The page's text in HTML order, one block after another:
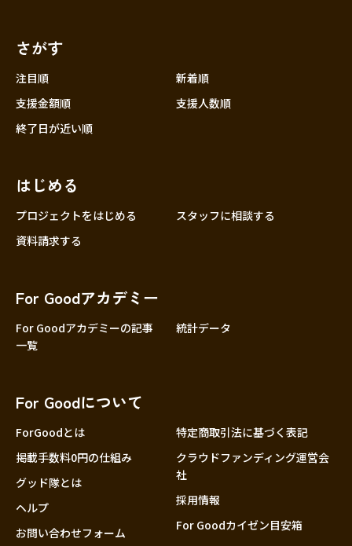
さがす
注目順
新着順
支援金額順
支援人数順
終了日が近い順
はじめる
プロジェクトをはじめる
スタッフに相談する
資料請求する
For Goodアカデミー
For Goodアカデミーの記事
一覧
統計データ
For Goodについて
ForGoodとは
掲載手数料0円の仕組み
グッド隊とは
ヘルプ
お問い合わせフォーム
特定商取引法に基づく表記
クラウドファンディング運営会
社
採用情報
For Goodカイゼン目安箱